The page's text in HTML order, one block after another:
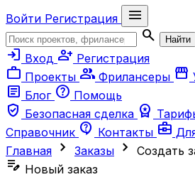
Войти Регистрация
menu
search
Найти
login Вход person_add Регистрация
work Проекты group Фрилансеры storefront
article Блог help Помощь
verified_user Безопасная сделка workspace_premium
Справочник contact_support Контакты business_center
Главная chevron_right Заказы chevron_right Создать
edit_note Новый заказ